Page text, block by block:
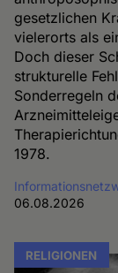
gesetzlichen
vielerorts als
Doch dieser
strukturelle
Sonderregeln
1978.
06.08.2026
RELIGIONEN